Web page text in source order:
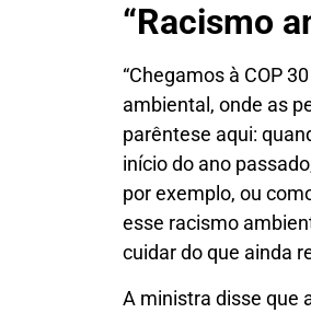
“Racismo
“Chegamos à COP
ambiental, onde as
parêntese aqui:
início do ano
por exemplo, ou
esse racismo
cuidar do que ainda
A ministra disse que